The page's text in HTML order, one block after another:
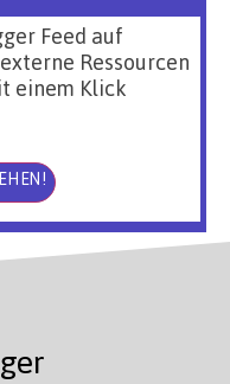
Feed auf
Ressourcen
einem Klick